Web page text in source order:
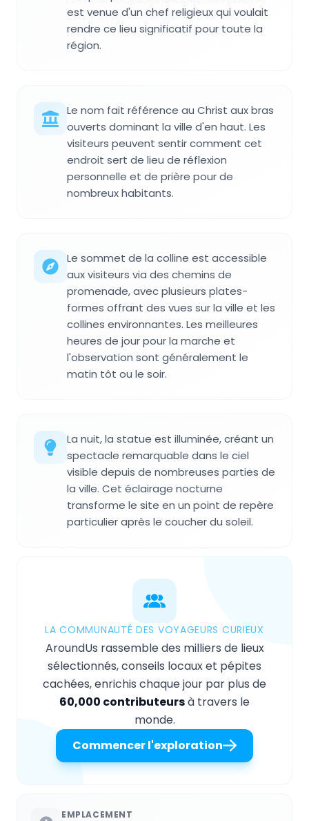
est venue d'un chef religieux qui voulait
rendre ce lieu significatif pour toute la
région.
Le nom fait référence au Christ aux bras
ouverts dominant la ville d'en haut. Les
visiteurs peuvent sentir comment cet
endroit sert de lieu de réflexion
personnelle et de prière pour de
nombreux habitants.
Le sommet de la colline est accessible
aux visiteurs via des chemins de
promenade, avec plusieurs plates-
formes offrant des vues sur la ville et les
collines environnantes. Les meilleures
heures de jour pour la marche et
l'observation sont généralement le
matin tôt ou le soir.
La nuit, la statue est illuminée, créant un
spectacle remarquable dans le ciel
visible depuis de nombreuses parties de
la ville. Cet éclairage nocturne
transforme le site en un point de repère
particulier après le coucher du soleil.
LA COMMUNAUTÉ DES VOYAGEURS CURIEUX
AroundUs rassemble des milliers de lieux
sélectionnés, conseils locaux et pépites
cachées, enrichis chaque jour par plus de
60,000 contributeursà travers le
monde.
Commencer l'exploration
EMPLACEMENT